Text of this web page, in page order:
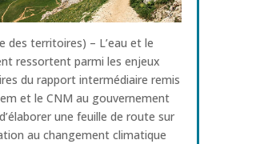
des territoires) – L’eau et le
ressortent parmi les enjeux
du rapport intermédiaire remis
et le CNM au gouvernement
une feuille de route sur
au changement climatique